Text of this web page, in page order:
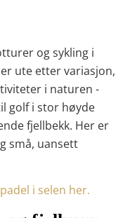
og sykling i
ute etter variasjon,
i naturen -
golf i stor høyde
fjellbekk. Her er
små, uansett
i selen her.